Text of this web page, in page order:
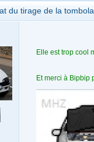
du tirage de la
Elle est trop cool
Et merci à Bipbip